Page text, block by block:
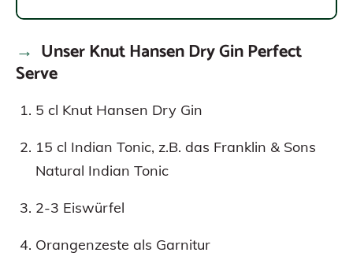
Unser Knut Hansen Dry Gin Perfect
Serve
5 cl Knut Hansen Dry Gin
15 cl Indian Tonic, z.B. das Franklin & Sons
Natural Indian Tonic
2-3 Eiswürfel
Orangenzeste als Garnitur